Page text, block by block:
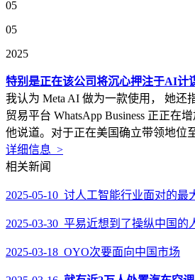
05
05
2025
特别是正在该公司将沉心押注于AI计
我认为 Meta AI 做为一款使用， 她还
贸易平台 WhatsApp Business 正正在
他说道。对于正在美国确立带领地位
详细信息 >
相关新闻
2025-05-10 讨人工智能行业面对的最
2025-03-30 平易近想到了操纵中国的
2025-03-18 OYO次要面向中国市场